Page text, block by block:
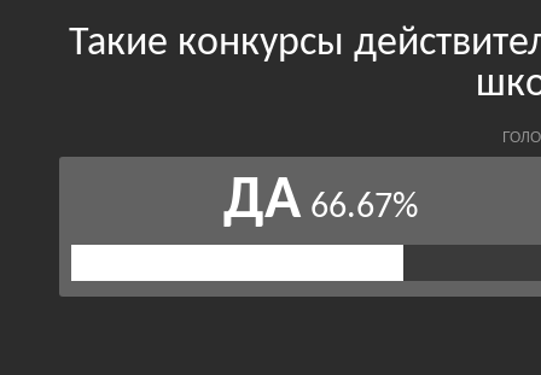
Такие конкурсы
ДА 66.67%